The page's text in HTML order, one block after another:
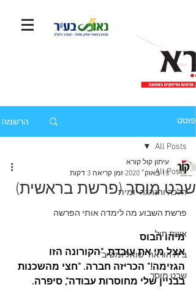
פוסט הרשמה
All Posts
הלכה והנהגה יומית
פרשת השבוע מה לימדה אותי הפרשה
אשת חיל
בית הוראה "שואל ומשיב"
שבט מוסר
All Posts
שבט מוסר (פרשת בראשית)
עיתון קול קורא
15 באוק׳ 2020
זמן קריאה 3 דקות
מיהו הבוס
אצל מי את עובדת, "הקורונה הזו
הגזימה!" הכריזה חברה. "חצי מהשכנות
בבניין שלי מחוסרות עבודה", סיפרה.